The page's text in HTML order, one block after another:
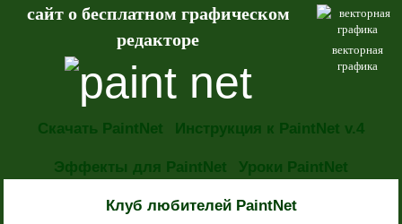
векторная
графика
сайт о бесплатном графическом
редакторе
Скачать PaintNet Инструкция к PaintNet v.4
Эффекты для PaintNet Уроки PaintNet
Клуб любителей PaintNet